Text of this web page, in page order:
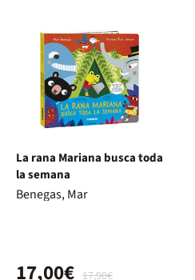
La rana Mariana busca toda
la semana
Benegas, Mar
17,90€
17,00€